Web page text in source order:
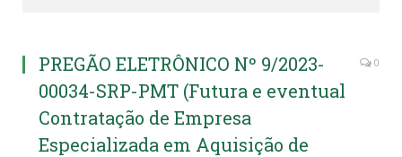
PREGÃO ELETRÔNICO Nº 9/2023-
00034-SRP-PMT (Futura e eventual
Contratação de Empresa
Especializada em Aquisição de
0